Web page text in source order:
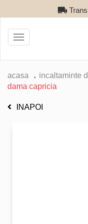
Toggle
navigation
acasa incaltaminte
dama capricia
INAPOI